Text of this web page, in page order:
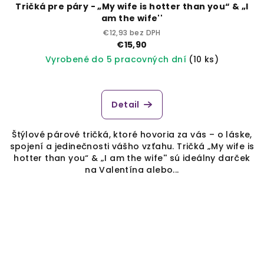
Tričká pre páry - „My wife is hotter than you“ & „I
am the wife''
€12,93 bez DPH
€15,90
Vyrobené do 5 pracovných dní (10 ks)
Detail
Štýlové párové tričká, ktoré hovoria za vás – o láske,
spojení a jedinečnosti vášho vzťahu. Tričká „My wife is
hotter than you“ & „I am the wife'' sú ideálny darček
na Valentína alebo...